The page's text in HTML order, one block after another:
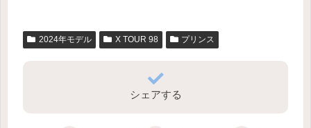
2024年モデル X TOUR 98 プリンス
シェアする